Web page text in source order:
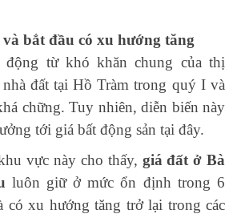
bắt đầu có xu hướng tăng
từ khó khăn chung của thị
đất tại Hồ Tràm trong quý I và
chững. Tuy nhiên, diễn biến này
tới giá bất động sản tại đây.
vực này cho thấy, giá đất ở Bà
luôn giữ ở mức ổn định trong 6
có xu hướng tăng trở lại trong các